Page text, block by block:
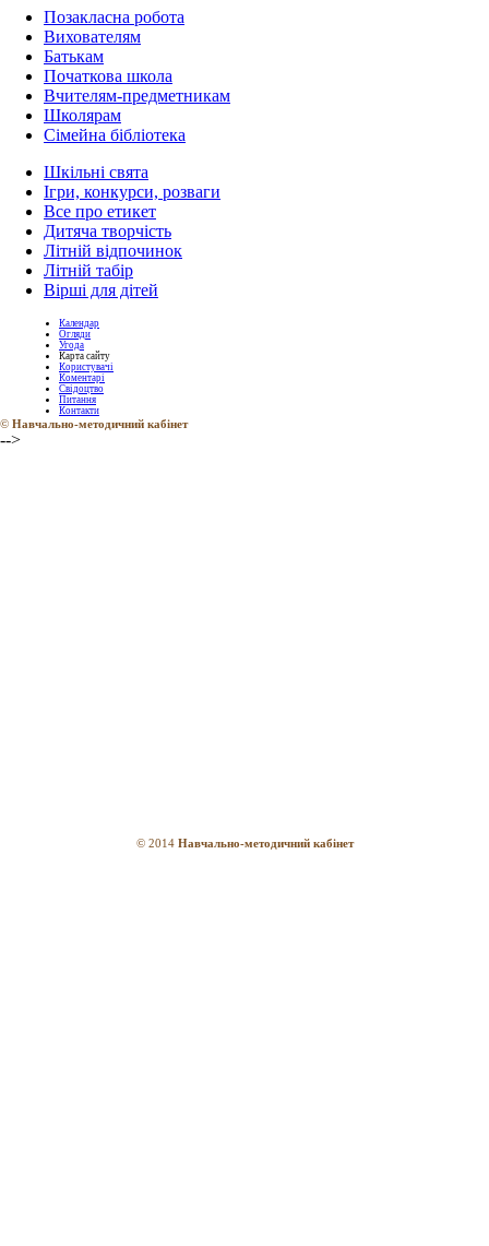
Позакласна робота
Вихователям
Батькам
Початкова школа
Вчителям-предметникам
Школярам
Сімейна бібліотека
Шкільні свята
Ігри, конкурси, розваги
Все про етикет
Дитяча творчість
Літній відпочинок
Літній табір
Вірші для дітей
Календар
Огляди
Угода
Карта сайту
Користувачі
Коментарі
Свідоцтво
Питання
Контакти
© Навчально-методичний кабінет
-->
© 2014 Навчально-методичний кабінет